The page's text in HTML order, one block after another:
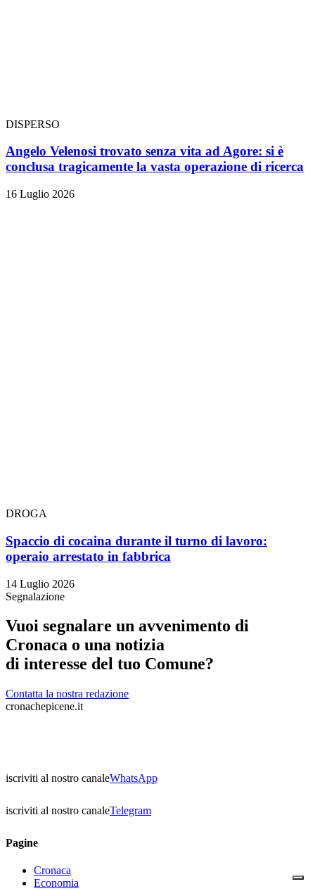
DISPERSO
Angelo Velenosi trovato senza vita ad Agore: si è
conclusa tragicamente la vasta operazione di ricerca
16 Luglio 2026
DROGA
Spaccio di cocaina durante il turno di lavoro:
operaio arrestato in fabbrica
14 Luglio 2026
Segnalazione
Vuoi segnalare un avvenimento di
Cronaca o una notizia
di interesse del tuo Comune?
Contatta la nostra redazione
cronachepicene.it
iscriviti al nostro canaleWhatsApp
iscriviti al nostro canaleTelegram
Pagine
Cronaca
Economia